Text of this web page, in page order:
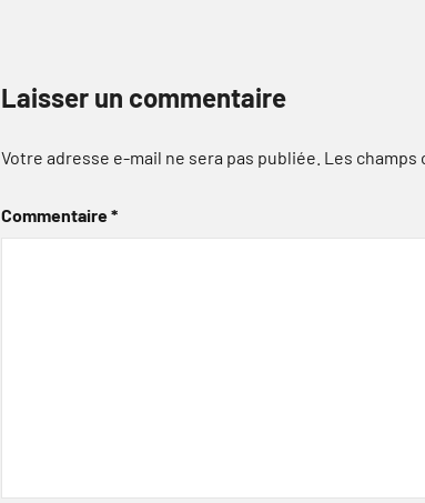
Laisser un commentaire
Votre adresse e-mail ne sera pas publiée. Les
Commentaire*